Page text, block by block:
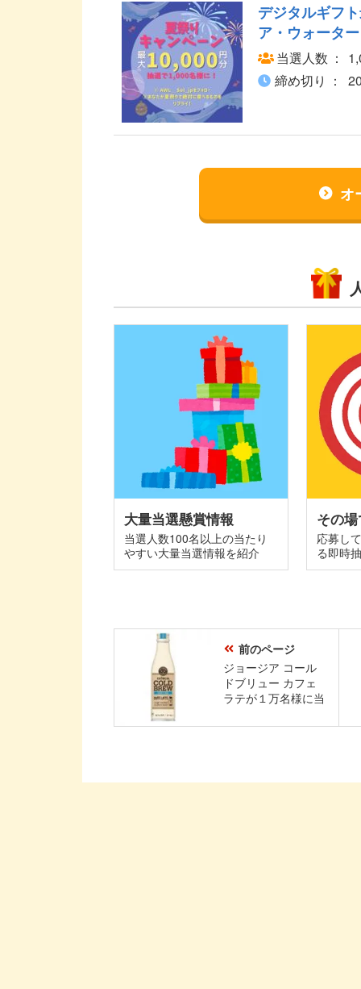
デジタルギフ
ア・ウォータ
当選人数
締め切り
オ
大量当選懸賞情報
当選人数100名以上の当たり
やすい大量当選情報を紹介
その
応募し
る即時
前のページ
ジョージア コール
ドブリュー カフェ
ラテが１万名様に当
リキャンペーン